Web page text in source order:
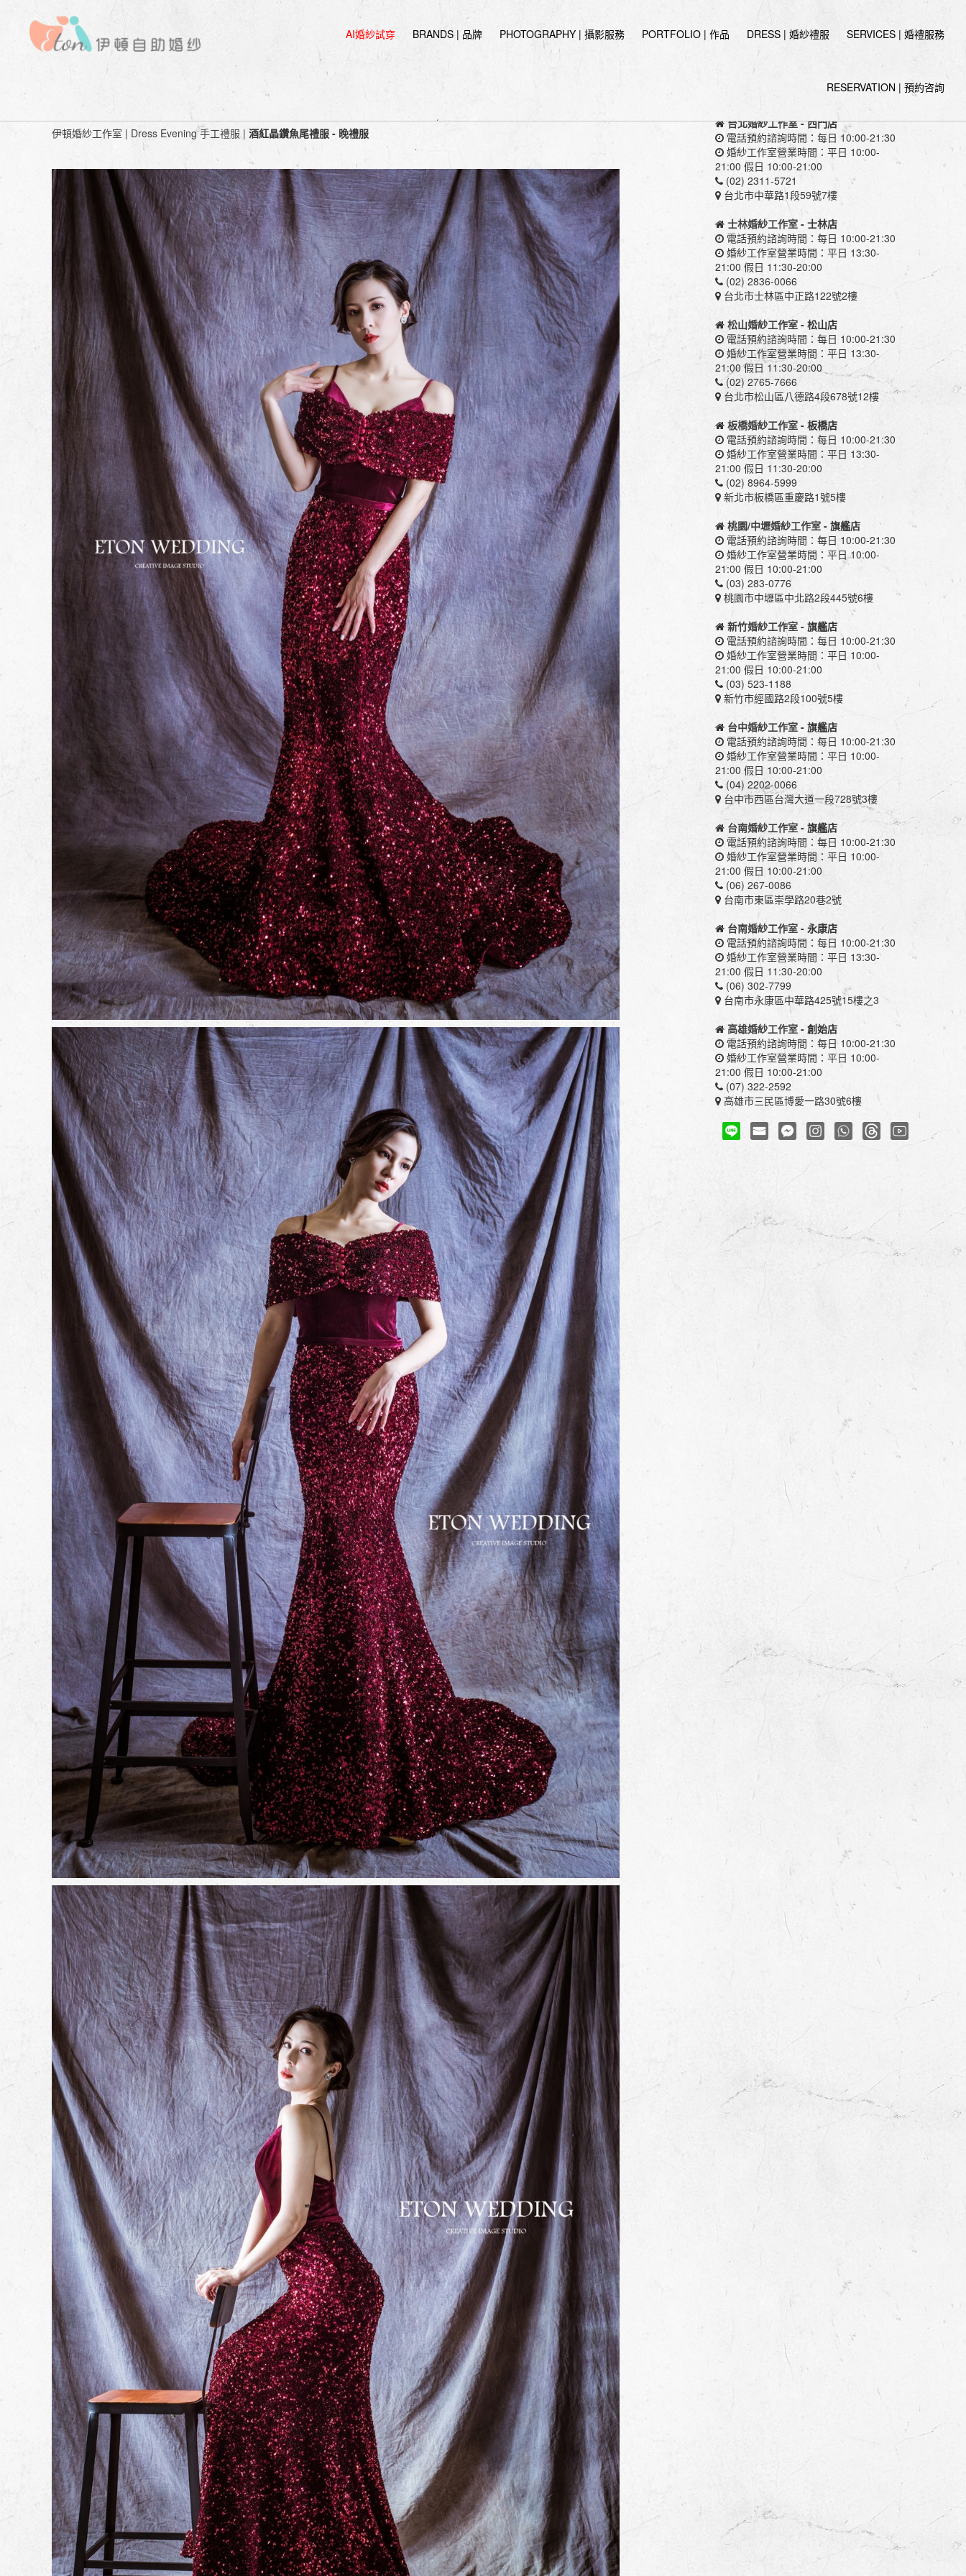
AI婚紗試穿 BRANDS | 品牌 PHOTOGRAPHY | 攝影服務 PORTFOLIO | 作品 DRESS | 婚紗禮服 SERVICES | 婚禮服務
RESERVATION | 預約咨詢
Dress Evening 手工禮服 | 酒紅晶鑽魚尾禮服 | 晚禮服 | 婚紗工作室
伊頓婚紗工作室 | Dress Evening 手工禮服 | 酒紅晶鑽魚尾禮服 - 晚禮服
台北婚紗工作室- 西門店
電話預約諮詢時間：每日 10:00-21:30
婚紗工作室營業時間：平日 10:00-
21:00 假日 10:00-21:00
(02) 2311-5721
台北市中華路1段59號7樓
士林婚紗工作室 - 士林店
電話預約諮詢時間：每日 10:00-21:30
婚紗工作室營業時間：平日 13:30-
21:00 假日 11:30-20:00
(02) 2836-0066
台北市士林區中正路122號2樓
松山婚紗工作室 - 松山店
電話預約諮詢時間：每日 10:00-21:30
婚紗工作室營業時間：平日 13:30-
21:00 假日 11:30-20:00
(02) 2765-7666
台北市松山區八德路4段678號12樓
板橋婚紗工作室 - 板橋店
電話預約諮詢時間：每日 10:00-21:30
婚紗工作室營業時間：平日 13:30-
21:00 假日 11:30-20:00
(02) 8964-5999
新北市板橋區重慶路1號5樓
桃園/中壢婚紗工作室 - 旗艦店
電話預約諮詢時間：每日 10:00-21:30
婚紗工作室營業時間：平日 10:00-
21:00 假日 10:00-21:00
(03) 283-0776
桃園市中壢區中北路2段445號6樓
新竹婚紗工作室 - 旗艦店
電話預約諮詢時間：每日 10:00-21:30
婚紗工作室營業時間：平日 10:00-
21:00 假日 10:00-21:00
(03) 523-1188
新竹市經國路2段100號5樓
台中婚紗工作室 - 旗艦店
電話預約諮詢時間：每日 10:00-21:30
婚紗工作室營業時間：平日 10:00-
21:00 假日 10:00-21:00
(04) 2202-0066
台中市西區台灣大道一段728號3樓
台南婚紗工作室 - 旗艦店
電話預約諮詢時間：每日 10:00-21:30
婚紗工作室營業時間：平日 10:00-
21:00 假日 10:00-21:00
(06) 267-0086
台南市東區崇學路20巷2號
台南婚紗工作室 - 永康店
電話預約諮詢時間：每日 10:00-21:30
婚紗工作室營業時間：平日 13:30-
21:00 假日 11:30-20:00
(06) 302-7799
台南市永康區中華路425號15樓之3
高雄婚紗工作室 - 創始店
電話預約諮詢時間：每日 10:00-21:30
婚紗工作室營業時間：平日 10:00-
21:00 假日 10:00-21:00
(07) 322-2592
高雄市三民區博愛一路30號6樓